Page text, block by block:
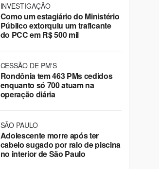
INVESTIGAÇÃO
Como um estagiário do Ministério
Público extorquiu um traficante
do PCC em R$ 500 mil
CESSÃO DE PM'S
Rondônia tem 463 PMs cedidos
enquanto só 700 atuam na
operação diária
SÃO PAULO
Adolescente morre após ter
cabelo sugado por ralo de piscina
no interior de São Paulo